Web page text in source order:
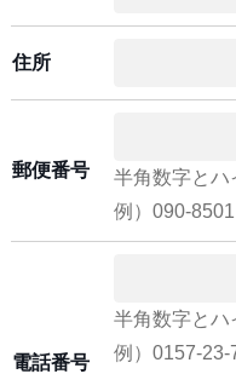
住所
郵便番号
半角数字とハ
例）090-8501
電話番号
半角数字とハ
例）0157-23-